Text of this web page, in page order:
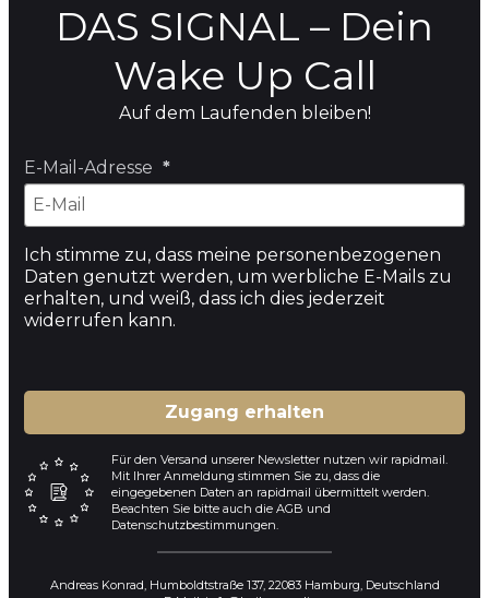
DAS SIGNAL – Dein
Wake Up Call
Auf dem Laufenden bleiben!
E-Mail-Adresse
Ich stimme zu, dass meine personenbezogenen
Daten genutzt werden, um werbliche E-Mails zu
erhalten, und weiß, dass ich dies jederzeit
widerrufen kann.
Zugang erhalten
Für den Versand unserer Newsletter nutzen wir rapidmail.
Mit Ihrer Anmeldung stimmen Sie zu, dass die
eingegebenen Daten an rapidmail übermittelt werden.
Beachten Sie bitte auch die AGB und
Datenschutzbestimmungen.
Andreas Konrad, Humboldtstraße 137, 22083 Hamburg, Deutschland